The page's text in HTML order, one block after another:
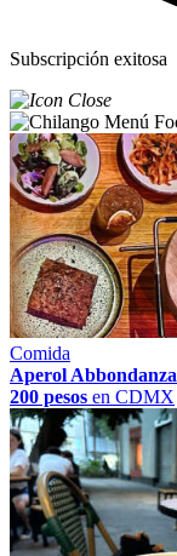
Subscripción exitosa
Comida
Aperol Abbondanza
200 pesos en CDMX